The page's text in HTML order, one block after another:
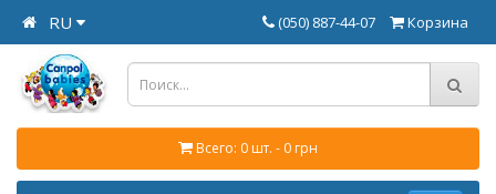
RU Корзина
(050) 887-44-07
Всего: 0 шт. - 0 грн